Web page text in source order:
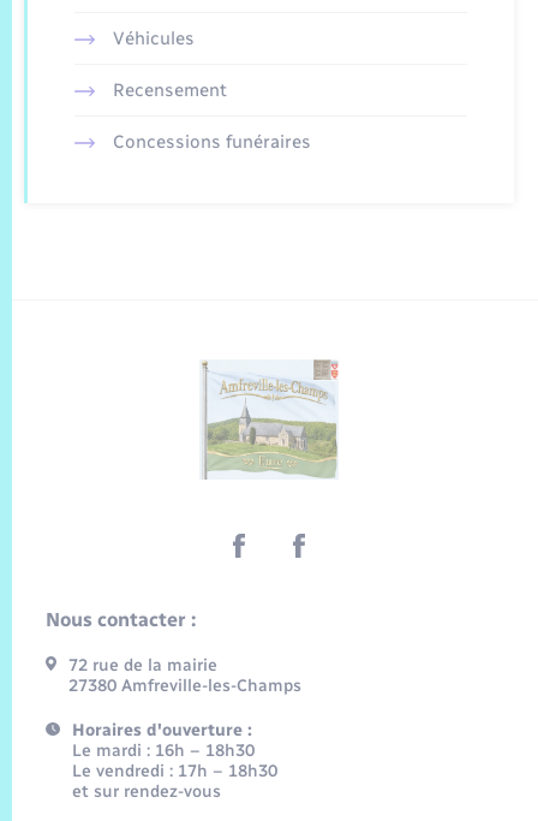
Véhicules
Recensement
Concessions funéraires
Nous contacter :
72 rue de la mairie
27380 Amfreville-les-Champs
Horaires d'ouverture :
Le mardi : 16h – 18h30
Le vendredi : 17h – 18h30
et sur rendez-vous